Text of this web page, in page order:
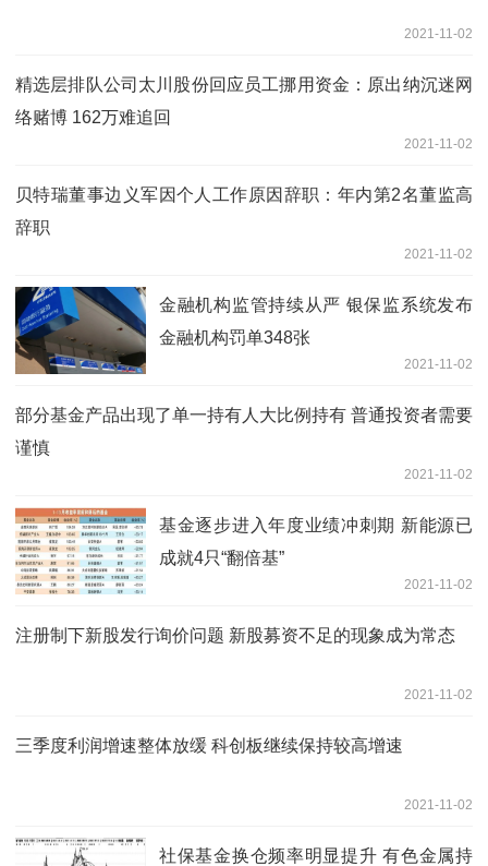
2021-11-02
精选层排队公司太川股份回应员工挪用资金：原出纳沉迷网
络赌博 162万难追回
2021-11-02
贝特瑞董事边义军因个人工作原因辞职：年内第2名董监高
辞职
2021-11-02
金融机构监管持续从严 银保监系统发布
金融机构罚单348张
2021-11-02
部分基金产品出现了单一持有人大比例持有 普通投资者需要
谨慎
2021-11-02
基金逐步进入年度业绩冲刺期 新能源已
成就4只“翻倍基”
2021-11-02
注册制下新股发行询价问题 新股募资不足的现象成为常态
2021-11-02
三季度利润增速整体放缓 科创板继续保持较高增速
2021-11-02
社保基金换仓频率明显提升 有色金属持